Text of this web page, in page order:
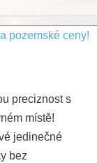
pozemské ceny!
preciznost s
místě!
jedinečné
bez